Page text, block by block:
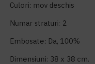
Culori: mov deschis
Numar straturi: 2
Embosate: Da, 100%
Dimensiuni: 38 x 38 cm.